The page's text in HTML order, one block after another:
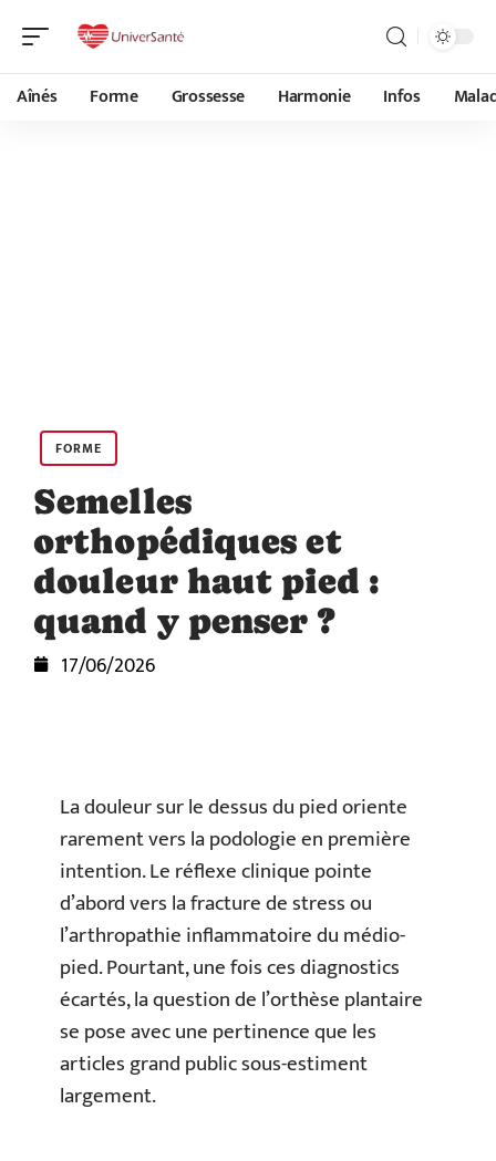
Aînés Forme Grossesse Harmonie Infos
FORME
Semelles
orthopédiques et
douleur haut pied :
quand y penser ?
17/06/2026
La douleur sur le dessus du pied oriente
rarement vers la podologie en première
intention. Le réflexe clinique pointe
d’abord vers la fracture de stress ou
l’arthropathie inflammatoire du médio-
pied. Pourtant, une fois ces diagnostics
écartés, la question de l’orthèse plantaire
se pose avec une pertinence que les
articles grand public sous-estiment
largement.